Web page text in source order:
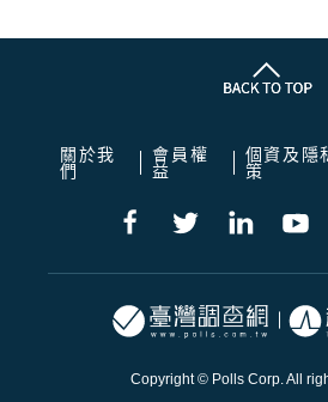
關於我
們
會員權
益
個資及隱
策
Copyright © Polls Corp. All